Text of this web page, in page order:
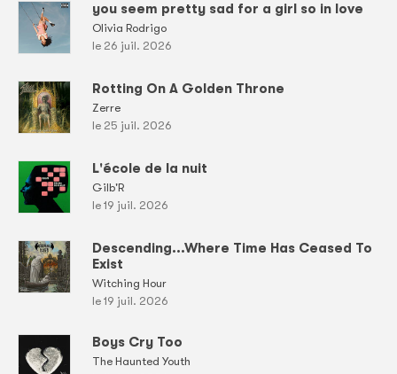
you seem pretty sad for a girl so in love
Olivia Rodrigo
le 26 juil. 2026
Rotting On A Golden Throne
Zerre
le 25 juil. 2026
L'école de la nuit
Gilb'R
le 19 juil. 2026
Descending...Where Time Has Ceased To
Exist
Witching Hour
le 19 juil. 2026
Boys Cry Too
The Haunted Youth